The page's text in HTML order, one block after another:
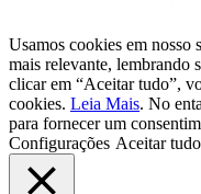
Usamos cookies em nosso
mais relevante, lembrando
clicar em “Aceitar tudo”,
cookies. Leia Mais. No
para fornecer um
Configurações Aceitar tudo